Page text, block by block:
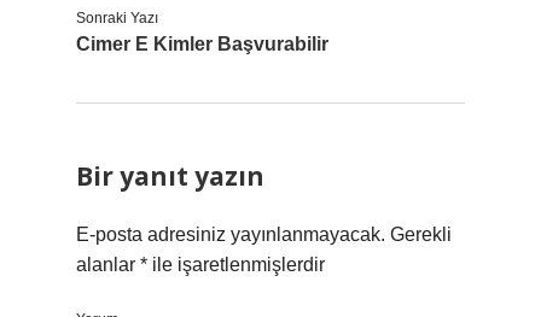
Sonraki Yazı
Cimer E Kimler Başvurabilir
Bir yanıt yazın
E-posta adresiniz yayınlanmayacak. Gerekli
alanlar * ile işaretlenmişlerdir